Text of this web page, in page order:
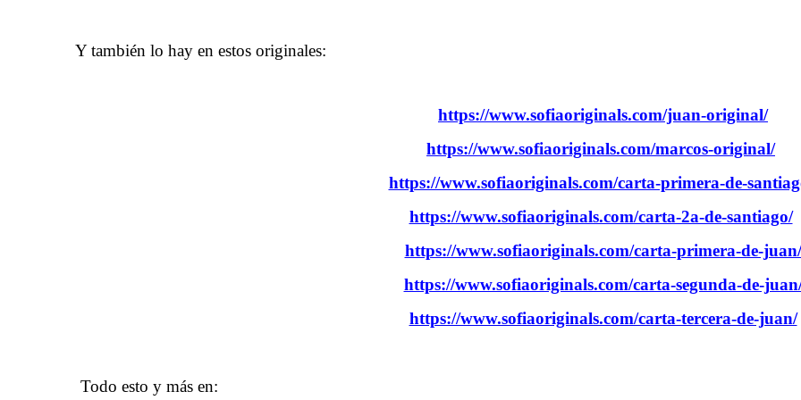
Y también lo hay en estos originales:
https://www.sofiaoriginals.com/juan-original/
https://www.sofiaoriginals.com/marcos-original/
https://www.sofiaoriginals.com/carta-primera-de-
https://www.sofiaoriginals.com/carta-2a-de-santiago/
https://www.sofiaoriginals.com/carta-primera-de-juan/
https://www.sofiaoriginals.com/carta-segunda-de-
https://www.sofiaoriginals.com/carta-tercera-de-juan/
Todo esto y más en: